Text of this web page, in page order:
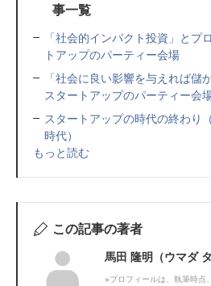
事一覧
「社会的インパクト投資」と
トアップのパーティー会場
「社会に良い影響を与えれば
スタートアップのパーティー会
スタートアップの時代の終わり
時代）
もっと読む
この記事の著者
馬田 隆明（ウマダ
※プロフィールは、執筆時点